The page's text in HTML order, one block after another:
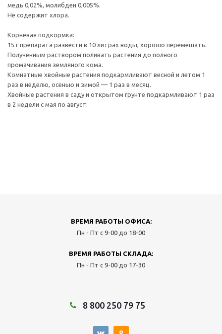
медь 0,02%, молибден 0,005%.
Не содержит хлора.
Корневая подкормка:
15 г препарата развести в 10 литрах воды, хорошо перемешать.
Полученным раствором поливать растения до полного
промачивания земляного кома.
Комнатные хвойные растения подкармливают весной и летом 1
раз в неделю, осенью и зимой — 1 раз в месяц.
Хвойные растения в саду и открытом грунте подкармливают 1 раз
в 2 недели с мая по август.
ВРЕМЯ РАБОТЫ ОФИСА:
Пн - Пт с 9-00 до 18-00
ВРЕМЯ РАБОТЫ СКЛАДА:
Пн - Пт с 9-00 до 17-30
8 800 250 79 75